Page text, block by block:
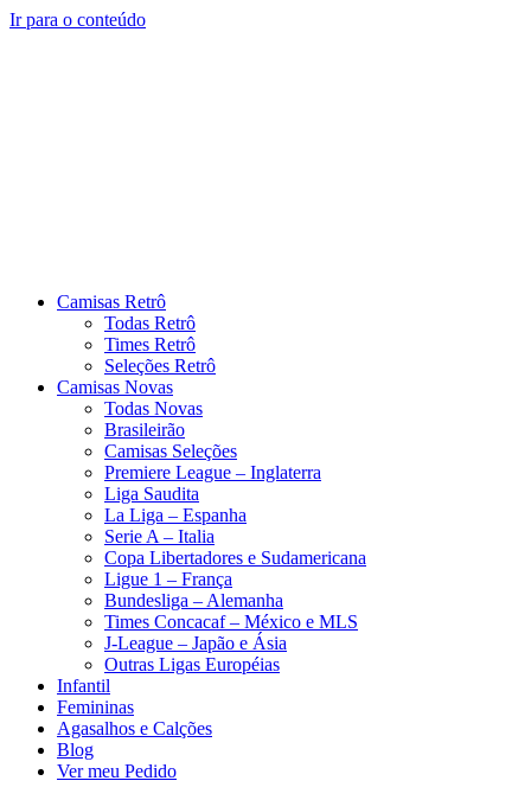
Ir para o conteúdo
Camisas Retrô
Todas Retrô
Times Retrô
Seleções Retrô
Camisas Novas
Todas Novas
Brasileirão
Camisas Seleções
Premiere League – Inglaterra
Liga Saudita
La Liga – Espanha
Serie A – Italia
Copa Libertadores e Sudamericana
Ligue 1 – França
Bundesliga – Alemanha
Times Concacaf – México e MLS
J-League – Japão e Ásia
Outras Ligas Européias
Infantil
Femininas
Agasalhos e Calções
Blog
Ver meu Pedido